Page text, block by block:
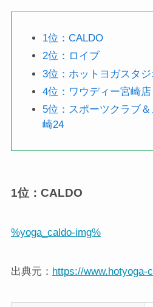
1位：CALDO
2位：ロイブ
3位：ホットヨガスタジ
4位：ワウディー宮崎店
5位：スポーツクラブ
崎24
1位：CALDO
%yoga_caldo-img%
出典元： https://www.hotyoga-